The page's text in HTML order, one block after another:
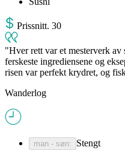
Prissnitt. 30
Hver rett var et mesterverk av
ferskeste ingrediensene og
risen var perfekt krydret, og
Wanderlog
man - søn: Stengt